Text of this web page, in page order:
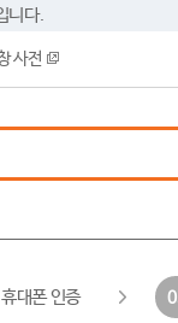
니다.
사전
휴대폰 인증